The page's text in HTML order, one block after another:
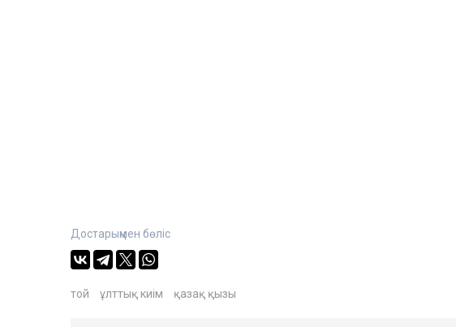
Достарыңмен бөліс
той ұлттық киім қазақ қызы